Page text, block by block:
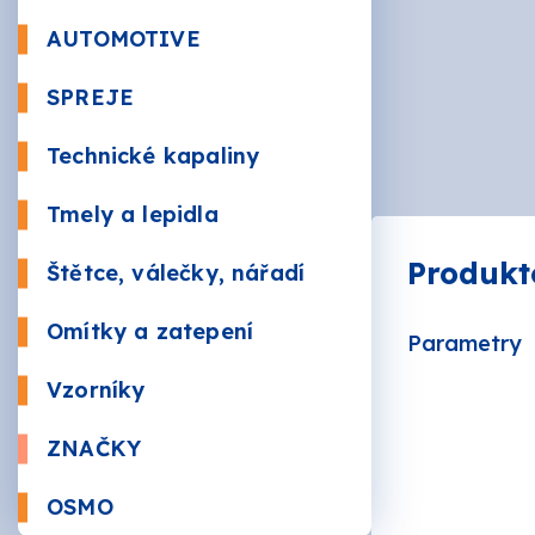
AUTOMOTIVE
SPREJE
Plnič
Technické kapaliny
Tmely a lepidla
Štětce, válečky, nářadí
Omítky a zatepení Mozaiky
Vzorníky
ZNAČKY
OSMO
Parametry